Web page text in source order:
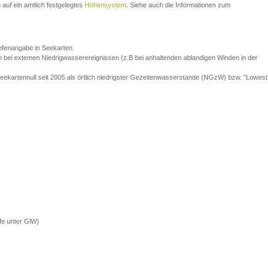
ein amtlich festgelegtes Höhensystem . Siehe auch die Informationen zum
in Seekarten.
extemen Niedrigwasserereignissen (z.B bei anhaltenden ablandigen Winden in der
seit 2005 als örtlich niedrigster Gezeitenwasserstande (NGzW) bzw. "Lowest
unter GlW)